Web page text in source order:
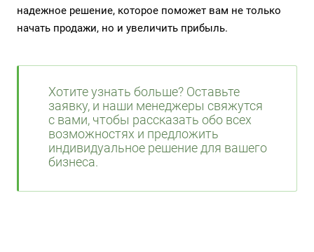
надежное решение, которое поможет вам не только
начать продажи, но и увеличить прибыль.
Хотите узнать больше? Оставьте
заявку, и наши менеджеры свяжутся
с вами, чтобы рассказать обо всех
возможностях и предложить
индивидуальное решение для вашего
бизнеса.